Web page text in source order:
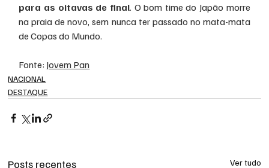
para as oitavas de final. O bom time do Japão morre
na praia de novo, sem nunca ter passado no mata-mata
de Copas do Mundo.
Fonte: Jovem Pan
NACIONAL
DESTAQUE
Posts recentes Ver tudo